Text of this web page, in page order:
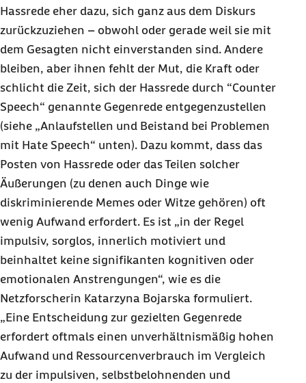
Hassrede eher dazu, sich ganz aus dem Diskurs
zurückzuziehen – obwohl oder gerade weil sie mit
dem Gesagten nicht einverstanden sind. Andere
bleiben, aber ihnen fehlt der Mut, die Kraft oder
schlicht die Zeit, sich der Hassrede durch “Counter
Speech“ genannte Gegenrede entgegenzustellen
(siehe „Anlaufstellen und Beistand bei Problemen
mit Hate Speech“ unten). Dazu kommt, dass das
Posten von Hassrede oder das Teilen solcher
Äußerungen (zu denen auch Dinge wie
diskriminierende Memes oder Witze gehören) oft
wenig Aufwand erfordert. Es ist „in der Regel
impulsiv, sorglos, innerlich motiviert und
beinhaltet keine signifikanten kognitiven oder
emotionalen Anstrengungen“, wie es die
Netzforscherin Katarzyna Bojarska formuliert.
„Eine Entscheidung zur gezielten Gegenrede
erfordert oftmals einen unverhältnismäßig hohen
Aufwand und Ressourcenverbrauch im Vergleich
zu der impulsiven, selbstbelohnenden und